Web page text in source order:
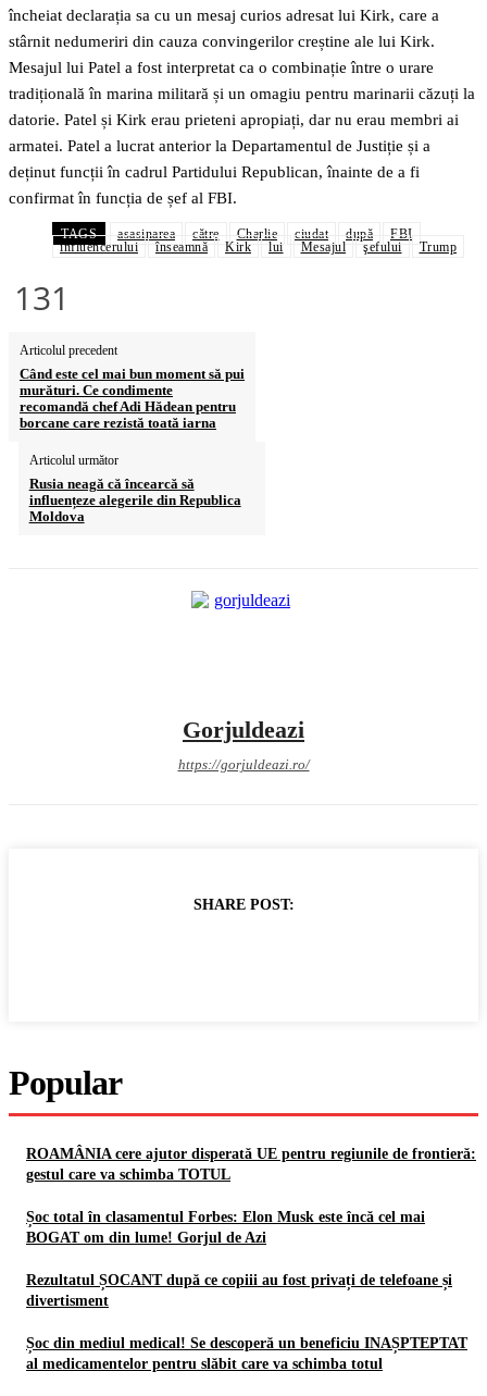
încheiat declarația sa cu un mesaj curios adresat lui Kirk, care a
stârnit nedumeriri din cauza convingerilor creștine ale lui Kirk.
Mesajul lui Patel a fost interpretat ca o combinație între o urare
tradițională în marina militară și un omagiu pentru marinarii căzuți la
datorie. Patel și Kirk erau prieteni apropiați, dar nu erau membri ai
armatei. Patel a lucrat anterior la Departamentul de Justiție și a
deținut funcții în cadrul Partidului Republican, înainte de a fi
confirmat în funcția de șef al FBI.
TAGS asasinarea către Charlie ciudat după
FBI
influencerului
înseamnă Kirk lui Mesajul şefului Trump
131
Articolul precedent
Când este cel mai bun moment să pui
murături. Ce condimente
recomandă chef Adi Hădean pentru
borcane care rezistă toată iarna
Articolul următor
Rusia neagă că încearcă să
influențeze alegerile din Republica
Moldova
Gorjuldeazi
https://gorjuldeazi.ro/
SHARE POST:
Popular
ROAMÂNIA cere ajutor disperată UE pentru regiunile de frontieră:
gestul care va schimba TOTUL
Șoc total în clasamentul Forbes: Elon Musk este încă cel mai
BOGAT om din lume! Gorjul de Azi
Rezultatul ȘOCANT după ce copiii au fost privați de telefoane și
divertisment
Șoc din mediul medical! Se descoperă un beneficiu INAȘPTEPTAT
al medicamentelor pentru slăbit care va schimba totul